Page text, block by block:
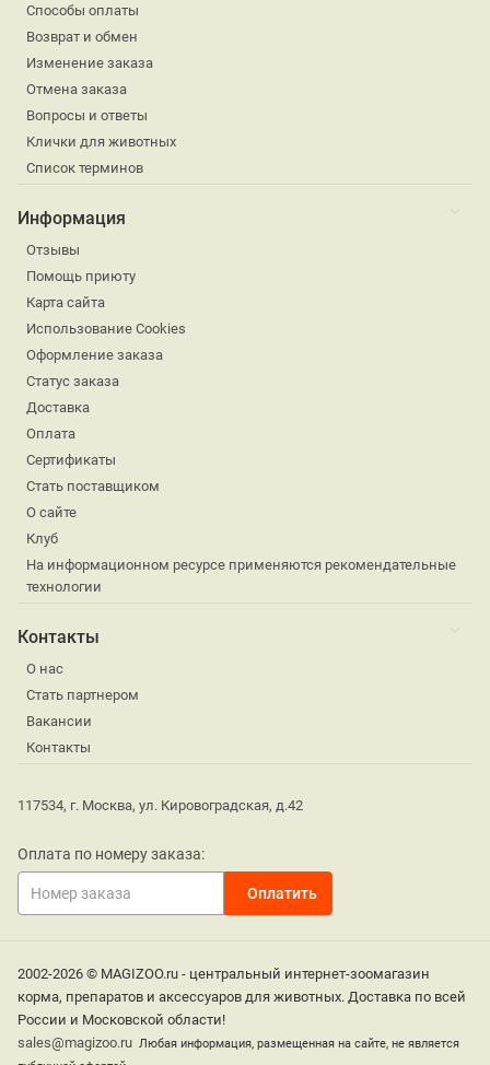
Способы оплаты
Возврат и обмен
Изменение заказа
Отмена заказа
Вопросы и ответы
Клички для животных
Список терминов
Информация
Отзывы
Помощь приюту
Карта сайта
Использование Cookies
Оформление заказа
Статус заказа
Доставка
Оплата
Сертификаты
Стать поставщиком
О сайте
Клуб
На информационном ресурсе применяются рекомендательные
технологии
Контакты
О нас
Стать партнером
Вакансии
Контакты
117534, г. Москва, ул. Кировоградская, д.42
Оплата по номеру заказа:
2002-2026 © MAGIZOO.ru - центральный интернет-зоомагазин
корма, препаратов и аксессуаров для животных. Доставка по всей
России и Московской области!
sales@magizoo.ru Любая информация, размещенная на сайте, не является